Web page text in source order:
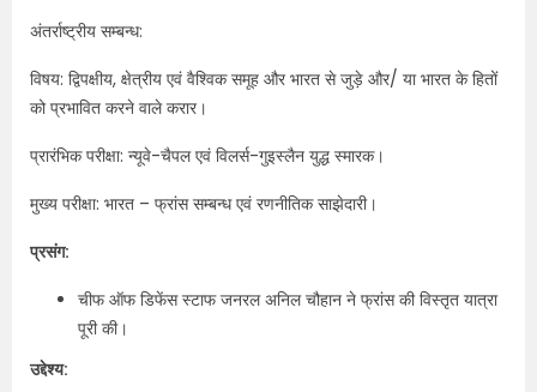
अंतर्राष्ट्रीय सम्बन्ध:
विषय: द्विपक्षीय, क्षेत्रीय एवं वैश्विक समूह और भारत से जुड़े और/ या भारत के हितों
को प्रभावित करने वाले करार।
प्रारंभिक परीक्षा: न्यूवे-चैपल एवं विलर्स-गुइस्लैन युद्ध स्मारक।
मुख्य परीक्षा: भारत – फ्रांस सम्बन्ध एवं रणनीतिक साझेदारी।
प्रसंग:
चीफ ऑफ डिफेंस स्टाफ जनरल अनिल चौहान ने फ्रांस की विस्तृत यात्रा
पूरी की।
उद्देश्य: